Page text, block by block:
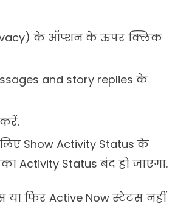
के ऑप्शन के ऊपर क्लिक
and story replies के
Show Activity Status के
Status बंद हो जाएगा.
फिर Active Now स्टेटस नहीं